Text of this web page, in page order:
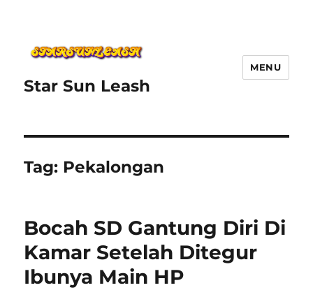
Star Sun Leash
MENU
Tag: Pekalongan
Bocah SD Gantung Diri Di
Kamar Setelah Ditegur
Ibunya Main HP